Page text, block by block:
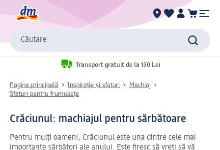
Căutare
Transport gratuit de la 150 Lei
Pagina principală Inspirație și sfaturi
Machiaj
Sfaturi pentru frumusețe
Crăciunul: machiajul pentru sărbătoare
Pentru mulți oameni, Crăciunul este una dintre cele mai
importante sărbători ale anului. Este firesc să vreți să vă